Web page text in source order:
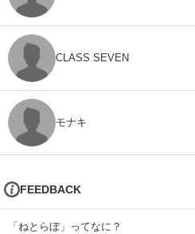
CLASS SEVEN
モナキ
FEEDBACK
「ねとらぼ」ってなに？